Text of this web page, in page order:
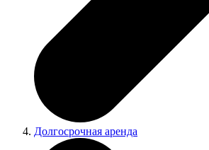
Долгосрочная аренда